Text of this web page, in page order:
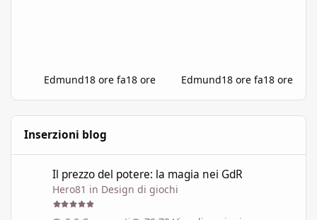
Edmund18 ore fa18 ore Edmund18 ore fa18 ore
Inserzioni blog
Il prezzo del potere: la magia nei GdR
Hero81 in Design di giochi